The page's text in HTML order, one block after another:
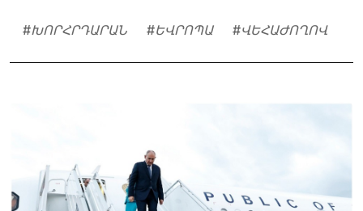
#ԽՈՐՀՐԴԱՐԱՆ #ԵՎՐՈՊԱ #ՎԵՀԱԺՈՂՈՎ